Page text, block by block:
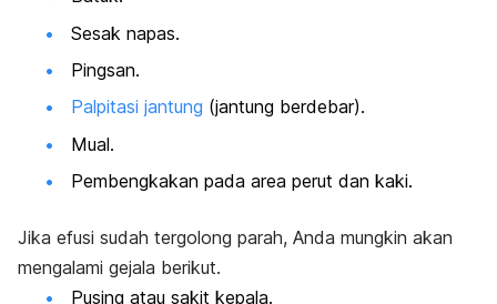
Sesak napas.
Pingsan.
Palpitasi jantung (jantung berdebar).
Mual.
Pembengkakan pada area perut dan kaki.
Jika efusi sudah tergolong parah, Anda mungkin akan
mengalami gejala berikut.
Pusing atau sakit kepala.